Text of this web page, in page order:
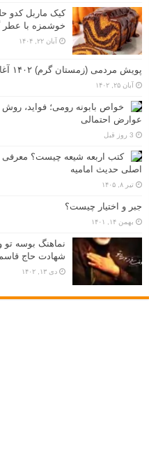
کیک ماربل کدو
خوشمزه با عطر
آبان ۲۲, ۱۴۰۴
پویش مردمی (زمستان گرم) ۱۴۰۲ آغاز شد
آبان ۲۵, ۱۴۰۲
خواص بابونه رومی؛ فواید،
عوارض احتمالی
3 روز قبل
کتب اربعه شیعه چیست؟ معرفی
اصلی حدیث امامیه
تیر ۸, ۱۴۰۵
جبر و اختیار چیست؟
بهمن ۱۴, ۱۴۰۱
نماهنگ بوسه تو
شهادت حاج
دی ۱۳, ۱۴۰۲